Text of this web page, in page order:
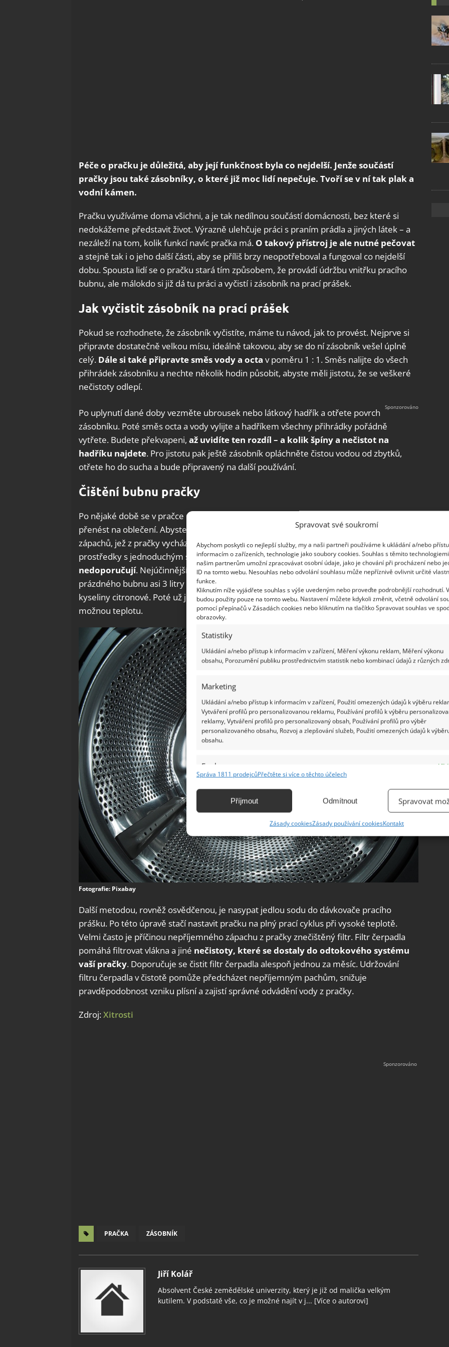
Spravovat své soukromí
Abychom poskytli co nejlepší služby, my a naši partneři používáme k ukládání a/nebo
informacím o zařízeních, technologie jako soubory cookies. Souhlas s těmito
našim partnerům umožní zpracovávat osobní údaje, jako je chování při procházení nebo
ID na tomto webu. Nesouhlas nebo odvolání souhlasu může nepříznivě ovlivnit určité
funkce.
Kliknutím níže vyjádřete souhlas s výše uvedeným nebo proveďte podrobnější rozhodnutí.
budou použity pouze na tomto webu. Nastavení můžete kdykoli změnit, včetně odvolání
pomocí přepínačů v Zásadách cookies nebo kliknutím na tlačítko Spravovat souhlas ve
obrazovky.
Statistiky
Ukládání a/nebo přístup k informacím v zařízení, Měření výkonu reklam, Měření výkonu
obsahu, Porozumění publiku prostřednictvím statistik nebo kombinací údajů z různých
Marketing
Ukládání a/nebo přístup k informacím v zařízení, Použití omezených údajů k výběru
Vytváření profilů pro personalizovanou reklamu, Používání profilů k výběru
reklamy, Vytváření profilů pro personalizovaný obsah, Používání profilů pro výběr
personalizovaného obsahu, Rozvoj a zlepšování služeb, Použití omezených údajů k
obsahu.
Funkce
Identifikace zařízení na základě automaticky přenášených informací.
základě aktivně vyžádaných informací.
Zajištění bezpečnosti, předcházení a zjišťování podvodů a
odstraňování chyb, Poskytování a zobrazování reklamy a obsahu,
Ukládání a sdělování voleb ochrany osobních údajů.
Správa 1811 prodejcůPřečtěte si více o těchto účelech
Příjmout Odmítnout Spravovat
Zásady cookiesZásady používání cookiesKontakt
Péče o pračku je důležitá, aby její funkčnost byla co nejdelší. Jenže součástí
pračky jsou také zásobníky, o které již moc lidí nepečuje. Tvoří se v ní tak plak a
vodní kámen.
Pračku využíváme doma všichni, a je tak nedílnou součástí domácnosti, bez které si
nedokážeme představit život. Výrazně ulehčuje práci s praním prádla a jiných látek – a
nezáleží na tom, kolik funkcí navíc pračka má. O takový přístroj je ale nutné pečovat
a stejně tak i o jeho další části, aby se příliš brzy neopotřeboval a fungoval co nejdelší
dobu. Spousta lidí se o pračku stará tím způsobem, že provádí údržbu vnitřku pracího
bubnu, ale málokdo si již dá tu práci a vyčistí i zásobník na prací prášek.
Jak vyčistit zásobník na prací prášek
Pokud se rozhodnete, že zásobník vyčistíte, máme tu návod, jak to provést. Nejprve si
připravte dostatečně velkou mísu, ideálně takovou, aby se do ní zásobník vešel úplně
celý. Dále si také připravte směs vody a octa v poměru 1 : 1. Směs nalijte do všech
přihrádek zásobníku a nechte několik hodin působit, abyste měli jistotu, že se veškeré
nečistoty odlepí.
Po uplynutí dané doby vezměte ubrousek nebo látkový hadřík a otřete povrch
zásobníku. Poté směs octa a vody vylijte a hadříkem všechny přihrádky pořádně
vytřete. Budete překvapeni, až uvidíte ten rozdíl – a kolik špíny a nečistot na
hadříku najdete. Pro jistotu pak ještě zásobník opláchněte čistou vodou od zbytků,
otřete ho do sucha a bude připravený na další používání.
Čištění bubnu pračky
Po nějaké době se v pračce mohou nahromadit nečistoty a plísně, které se mohou
přenést na oblečení. Abyste se vyvarovali usazování vodního kamene a nepříjemných
zápachů, jež z pračky vycházejí, měli byste ji pravidelně čistit. Můžete zvolit přírodní
prostředky s jednoduchým složením,nebo ty chemické, ty se však příliš
nedoporučují. Nejúčinnější způsob čištění a odvápnění vnitřku pračky je nalít do
prázdného bubnu asi 3 litry běžného potravinářského octa a přidat 2 plná balení
kyseliny citronové. Poté už jen stačí zapnout pračku pro úplné vyprání na nejvyšší
možnou teplotu.
Fotografie: Pixabay
Další metodou, rovněž osvědčenou, je nasypat jedlou sodu do dávkovače pracího
prášku. Po této úpravě stačí nastavit pračku na plný prací cyklus při vysoké teplotě.
Velmi často je příčinou nepříjemného zápachu z pračky znečištěný filtr. Filtr čerpadla
pomáhá filtrovat vlákna a jiné nečistoty, které se dostaly do odtokového systému
vaší pračky. Doporučuje se čistit filtr čerpadla alespoň jednou za měsíc. Udržování
filtru čerpadla v čistotě pomůže předcházet nepříjemným pachům, snižuje
pravděpodobnost vzniku plísní a zajistí správné odvádění vody z pračky.
Zdroj:Xitrosti
PRAČKA ZÁSOBNÍK
Jiří Kolář
Absolvent České zemědělské univerzity, který je již od malička velkým
kutilem. V podstatě vše, co je možné najít v j... [Více o autorovi]